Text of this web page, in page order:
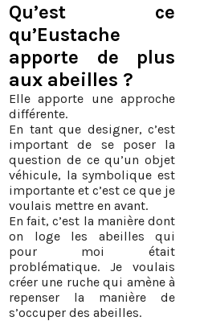
Qu’est ce
qu’Eustache
apporte de plus
aux abeilles ?
Elle apporte une approche
différente.
En tant que designer, c’est
important de se poser la
question de ce qu’un objet
véhicule, la symbolique est
importante et c’est ce que je
voulais mettre en avant.
En fait, c’est la manière dont
on loge les abeilles qui
pour moi était
problématique. Je voulais
créer une ruche qui amène à
repenser la manière de
s’occuper des abeilles.